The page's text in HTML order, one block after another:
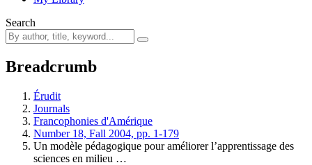
Search
Breadcrumb
Érudit
Journals
Francophonies d'Amérique
Number 18, Fall 2004, pp. 1-179
Un modèle pédagogique pour améliorer l’apprentissage des
sciences en milieu …